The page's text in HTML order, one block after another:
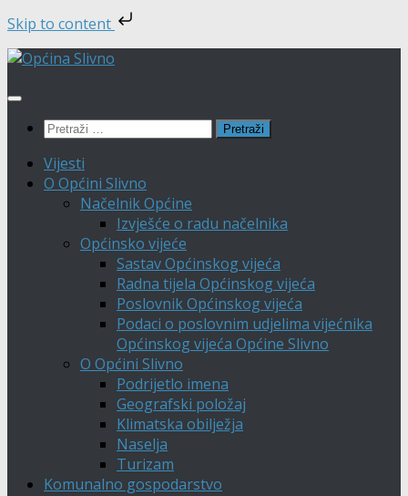
Skip to content
Skip
content
Pretraži:
Vijesti
O Općini Slivno
Načelnik Općine
Izvješće o radu načelnika
Općinsko vijeće
Sastav Općinskog vijeća
Radna tijela Općinskog vijeća
Poslovnik Općinskog vijeća
Podaci o poslovnim udjelima vijećnika
Općinskog vijeća Općine Slivno
O Općini Slivno
Podrijetlo imena
Geografski položaj
Klimatska obilježja
Naselja
Turizam
Komunalno gospodarstvo